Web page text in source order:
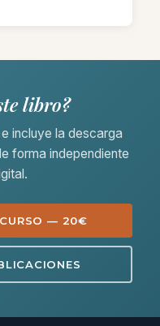
libro?
incluye la descarga
forma independiente
CURSO — 20€